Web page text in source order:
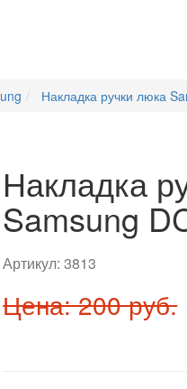
Накладка ручки люка
Накладка
Samsung
Артикул:3813
Цена: 200 руб.